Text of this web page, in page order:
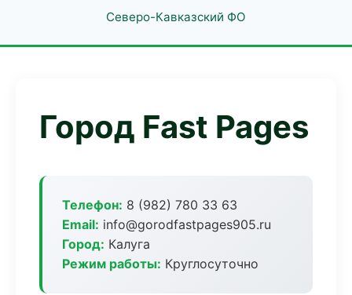
Северо-Кавказский ФО
Город Fast Pages
Телефон: 8 (982) 780 33 63
Email: info@gorodfastpages905.ru
Город: Калуга
Режим работы: Круглосуточно